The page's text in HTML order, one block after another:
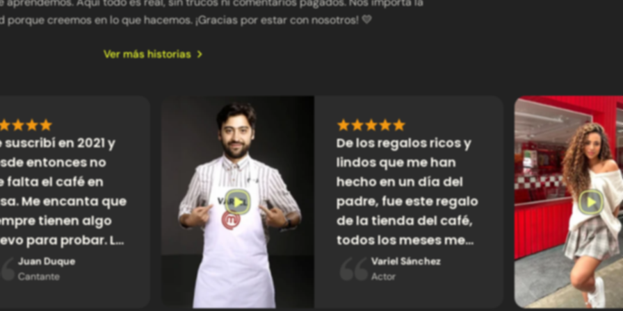
porque creemos en lo que hacemos. ¡Gracias por estar con nosotros! 💛
Ver más historias
suscribí en 2021 y
entonces no
falta el café en
Me encanta que
tienen algo
para probar. La
ya es parte
mi rutina diaria.
Juan Duque
Cantante
De los regalos ricos y
lindos que me han
hecho en un día del
padre, fue este regalo
de la tienda del café,
todos los meses me
llega un café
increíble. Los mejores
Variel Sánchez
Actor